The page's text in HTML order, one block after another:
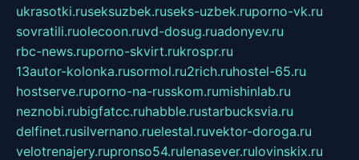
ukrasotki.ruseksuzbek.ruseks-uzbek.ruporno-vk.ru
sovratili.ruolecoon.ruvd-dosug.ruadonyev.ru
rbc-news.ruporno-skvirt.rukrospr.ru
13autor-kolonka.rusormol.ru2rich.ruhostel-65.ru
hostserve.ruporno-na-russkom.rumishinlab.ru
neznobi.rubigfatcc.ruhabble.rustarbucksvia.ru
delfinet.rusilvernano.ruelestal.ruvektor-doroga.ru
velotrenajery.rupronso54.rulenasever.rulovinskix.ru